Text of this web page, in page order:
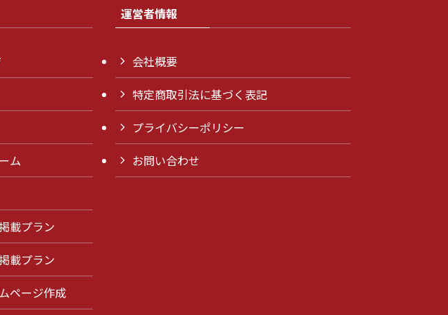
ム
載プラン
載プラン
ページ作成
運営者情報
会社概要
特定商取引法に基づく表記
プライバシーポリシー
お問い合わせ